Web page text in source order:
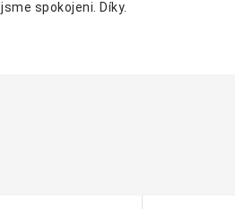
jsme spokojeni. Díky.